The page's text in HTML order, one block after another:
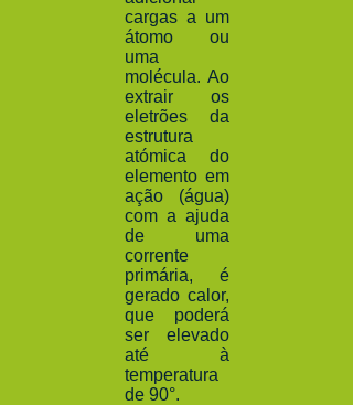
cargas a um
átomo ou
uma
molécula. Ao
extrair os
eletrões da
estrutura
atómica do
elemento em
ação (água)
com a ajuda
de uma
corrente
primária, é
gerado calor,
que poderá
ser elevado
até à
temperatura
de 90°.